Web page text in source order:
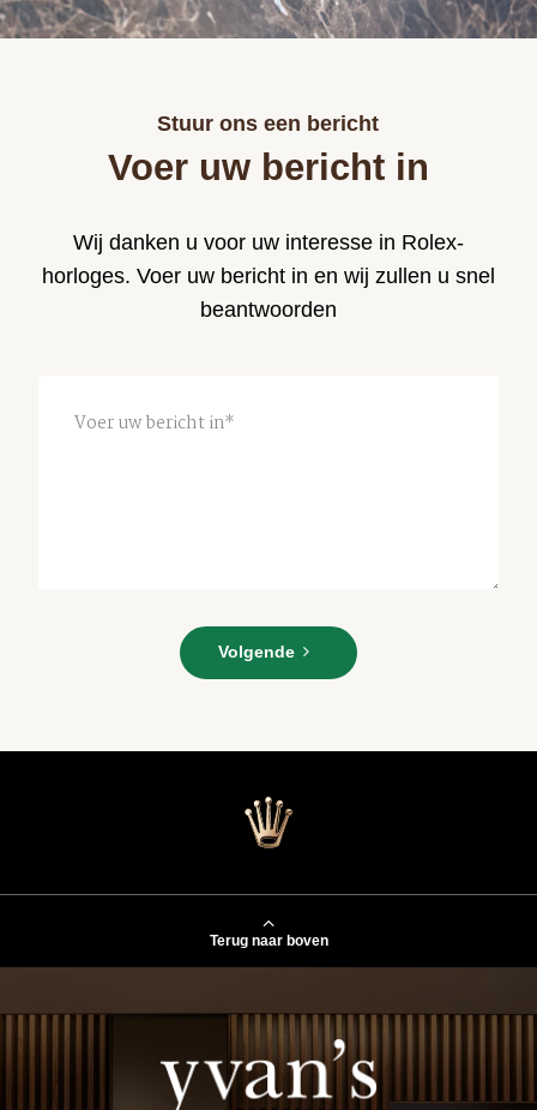
Yvan's
Certified
Owned
specialisten
Stuur ons een bericht
Voer uw bericht in
Wij danken u voor uw interesse in Rolex-
horloges. Voer uw bericht in en wij zullen u snel
beantwoorden
Volgende
Terug naar boven